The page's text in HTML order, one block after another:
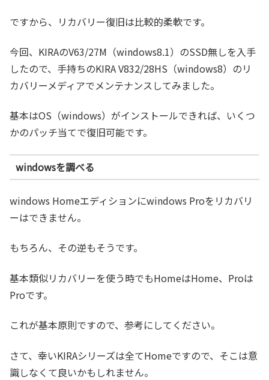
ですから、リカバリー復旧は比較的柔軟です。
今回、KIRAのV63/27M（windows8.1）のSSD無しを入手
したので、手持ちのKIRA V832/28HS（windows8）のリ
カバリーメディアでメンテナンスしてみました。
基本はOS（windows）がインストールできれば、いくつ
かのパッチ当てで復旧可能です。
windowsを調べる
windows Homeエディションにwindows Proをリカバリ
ーはできません。
もちろん、その逆もそうです。
基本類似リカバリーを使う時でもHomeはHome、Proは
Proです。
これが基本原則ですので、参考にしてください。
さて、幸いKIRAシリーズは全てHomeですので、そこは意
識しなくて良いかもしれません。